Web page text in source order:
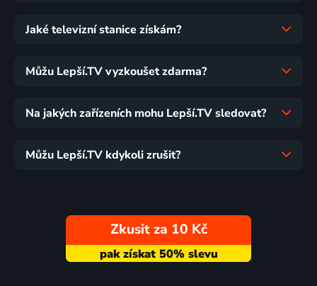
Jaké televizní stanice získám?
Můžu Lepší.TV vyzkoušet zdarma?
Na jakých zařízeních mohu Lepší.TV sledovat?
Můžu Lepší.TV kdykoli zrušit?
Zkusit za 10 Kč